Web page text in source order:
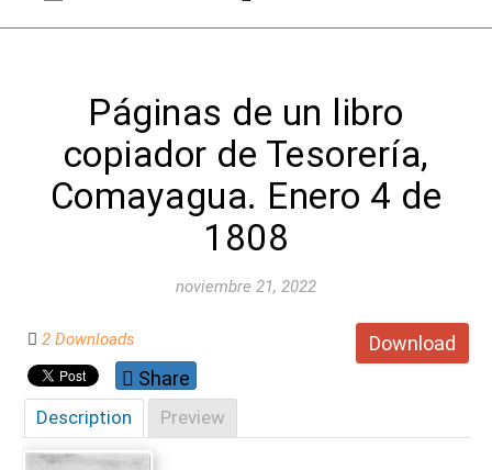
Páginas de un libro
copiador de Tesorería,
Comayagua. Enero 4 de
1808
noviembre 21, 2022
Download
2 Downloads
Share
Description Preview